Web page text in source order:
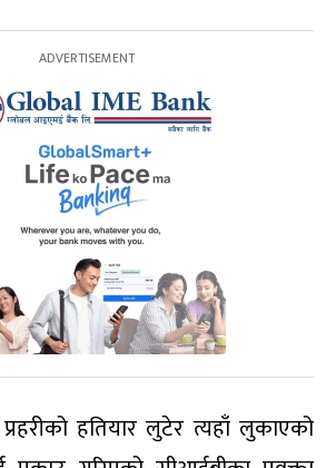
हतियार लुटेर त्यहाँ लुकाएको